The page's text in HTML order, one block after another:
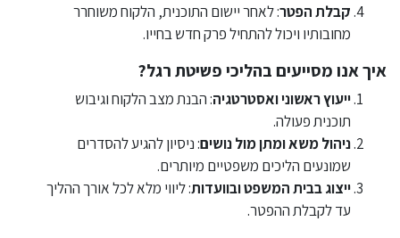
קבלת הפטר: לאחר יישום התוכנית, הלקוח משוחרר
מחובותיו ויכול להתחיל פרק חדש בחייו.
איך אנו מסייעים בהליכי פשיטת רגל?
ייעוץ ראשוני ואסטרטגיה: הבנת מצב הלקוח וגיבוש
תוכנית פעולה.
ניהול משא ומתן מול נושים: ניסיון להגיע להסדרים
שמונעים הליכים משפטיים מיותרים.
ייצוג בבית המשפט ובוועדות: ליווי מלא לכל אורך ההליך
עד לקבלת ההפטר.